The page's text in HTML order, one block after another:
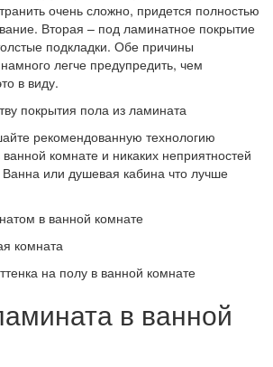
очень сложно, придется полностью
Вторая – под ламинатное покрытие
подкладки. Обе причины
легче предупредить, чем
в виду.
покрытия пола из ламината
рекомендованную технологию
комнате и никаких неприятностей
Ванна или душевая кабина что лучше
в ванной комнате
комната
на полу в ванной комнате
в ванной